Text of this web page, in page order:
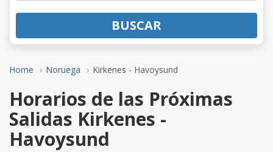
Home Noruega Kirkenes - Havoysund
BUSCAR
Horarios de las Próximas
Salidas Kirkenes -
Havoysund